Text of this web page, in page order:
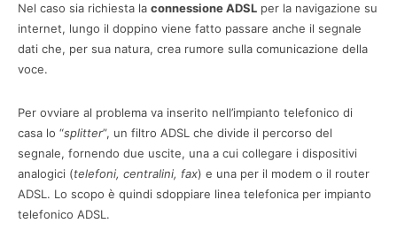
Nel caso sia richiesta la connessione ADSL per la navigazione su
internet, lungo il doppino viene fatto passare anche il segnale
dati che, per sua natura, crea rumore sulla comunicazione della
voce.
Per ovviare al problema va inserito nell’impianto telefonico di
casa lo “splitter”, un filtro ADSL che divide il percorso del
segnale, fornendo due uscite, una a cui collegare i dispositivi
analogici (telefoni, centralini, fax) e una per il modem o il router
ADSL. Lo scopo è quindi sdoppiare linea telefonica per impianto
telefonico ADSL.